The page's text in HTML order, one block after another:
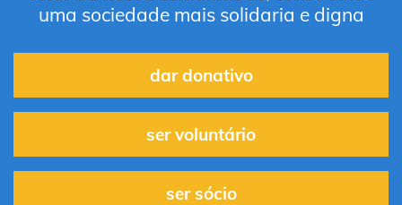
uma sociedade mais solidaria e digna
dar donativo
ser voluntário
ser sócio